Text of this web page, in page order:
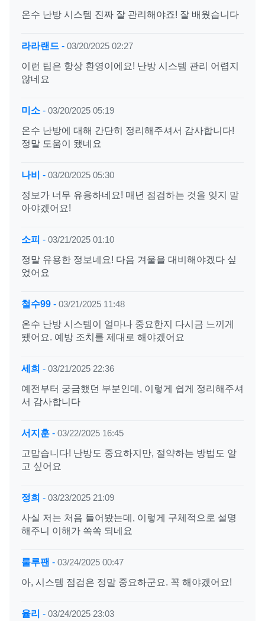
온수 난방 시스템 진짜 잘 관리해야죠! 잘 배웠습니다
라라랜드 - 03/20/2025 02:27
이런 팁은 항상 환영이에요! 난방 시스템 관리 어렵지
않네요
미소 - 03/20/2025 05:19
온수 난방에 대해 간단히 정리해주셔서 감사합니다!
정말 도움이 됐네요
나비 - 03/20/2025 05:30
정보가 너무 유용하네요! 매년 점검하는 것을 잊지 말
아야겠어요!
소피 - 03/21/2025 01:10
정말 유용한 정보네요! 다음 겨울을 대비해야겠다 싶
었어요
철수99 - 03/21/2025 11:48
온수 난방 시스템이 얼마나 중요한지 다시금 느끼게
됐어요. 예방 조치를 제대로 해야겠어요
세희 - 03/21/2025 22:36
예전부터 궁금했던 부분인데, 이렇게 쉽게 정리해주셔
서 감사합니다
서지훈 - 03/22/2025 16:45
고맙습니다! 난방도 중요하지만, 절약하는 방법도 알
고 싶어요
정희 - 03/23/2025 21:09
사실 저는 처음 들어봤는데, 이렇게 구체적으로 설명
해주니 이해가 쏙쏙 되네요
룰루팬 - 03/24/2025 00:47
아, 시스템 점검은 정말 중요하군요. 꼭 해야겠어요!
율리 - 03/24/2025 23:03